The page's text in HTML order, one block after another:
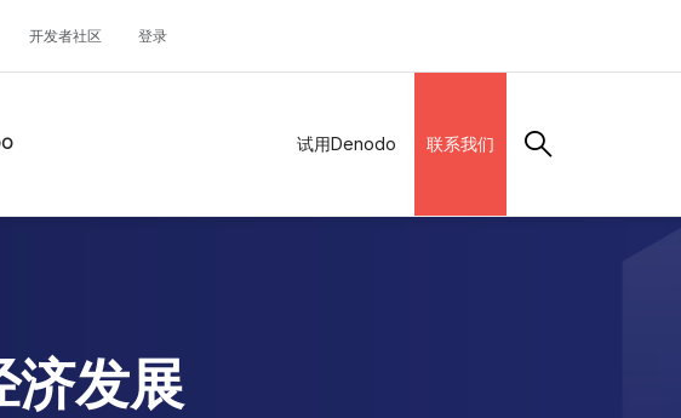
开发者社区 登录
试用Denodo 联系我们
济发展